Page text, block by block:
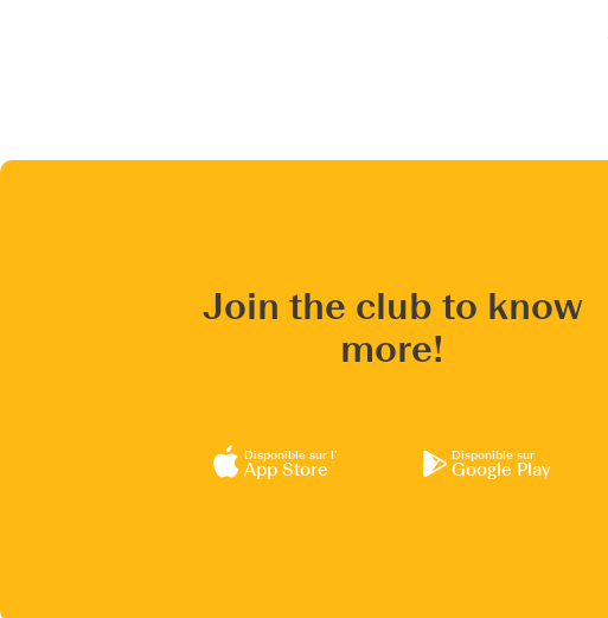
Join the club to know
more!
Disponible sur l’
App Store
Disponible sur
Google Play